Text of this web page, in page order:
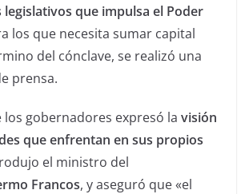
que impulsa el Poder
los que necesita sumar capital
del cónclave, se realizó una
prensa.
los gobernadores expresó la visión
que enfrentan en sus propios
el ministro del
Francos, y aseguró que «el